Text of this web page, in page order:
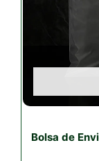
Bolsa de